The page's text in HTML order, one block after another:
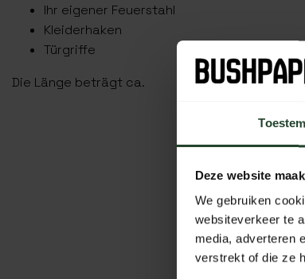
Deze website
We gebruiken
websiteverkeer te
media, adverteren
verstrekt of die ze
Ihr eigener Feuerstahl
Kleiderhaken
Türgriffe
Die Länge beträgt ca.